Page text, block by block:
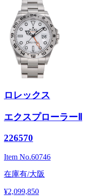
ロレックス
エクスプローラーⅡ
226570
Item No.60746
在庫有/大阪
¥2,099,850